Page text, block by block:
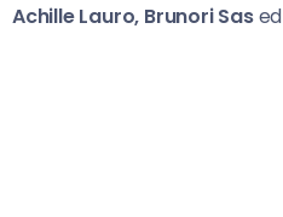
AchilleLauro, Brunori Sased